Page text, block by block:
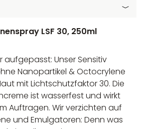
LSF 30, 250ml
Unser Sensitiv
Nanopartikel & Octocrylene
mit Lichtschutzfaktor 30. Die
ist wasserfest und wirkt
Auftragen. Wir verzichten auf
und Emulgatoren: Denn was